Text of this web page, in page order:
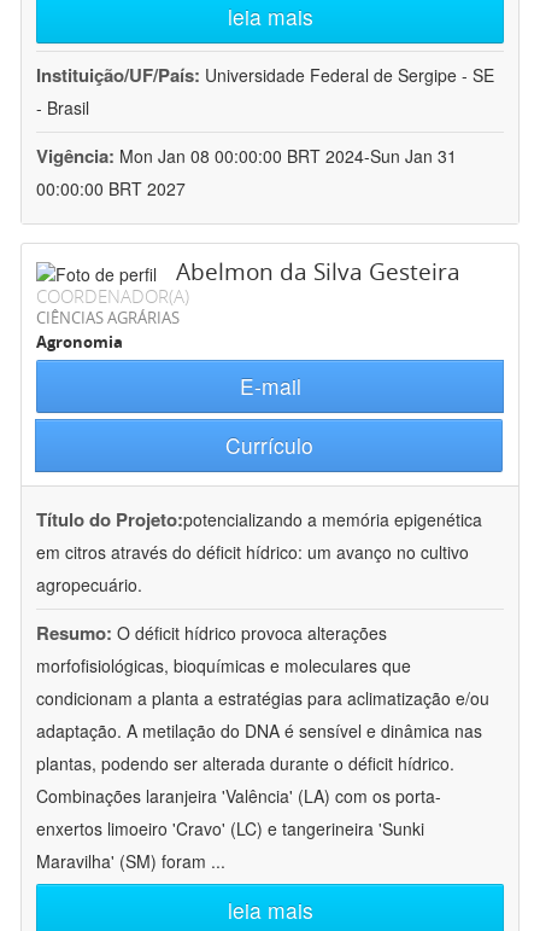
leia mais
Instituição/UF/País: Universidade Federal de Sergipe - SE
- Brasil
Vigência: Mon Jan 08 00:00:00 BRT 2024-Sun Jan 31
00:00:00 BRT 2027
Abelmon da Silva Gesteira
COORDENADOR(A)
CIÊNCIAS AGRÁRIAS
Agronomia
E-mail
Currículo
Título do Projeto:potencializando a memória epigenética
em citros através do déficit hídrico: um avanço no cultivo
agropecuário.
Resumo: O déficit hídrico provoca alterações
morfofisiológicas, bioquímicas e moleculares que
condicionam a planta a estratégias para aclimatização e/ou
adaptação. A metilação do DNA é sensível e dinâmica nas
plantas, podendo ser alterada durante o déficit hídrico.
Combinações laranjeira 'Valência' (LA) com os porta-
enxertos limoeiro 'Cravo' (LC) e tangerineira 'Sunki
Maravilha' (SM) foram ...
leia mais